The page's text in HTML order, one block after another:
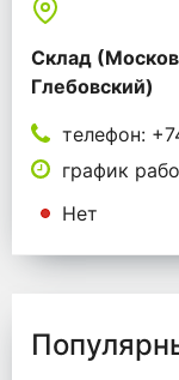
Склад
Глебовский)
телефон:
график
Нет